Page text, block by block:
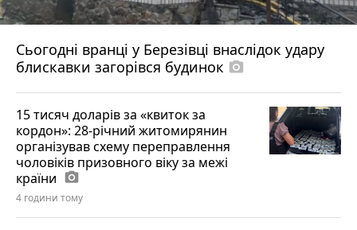
Сьогодні вранці у Березівці внаслідок удару
блискавки загорівся будинок photo_camera
15 тисяч доларів за «квиток за
кордон»: 28-річний житомирянин
організував схему переправлення
чоловіків призовного віку за межі
країни photo_camera
4 години тому